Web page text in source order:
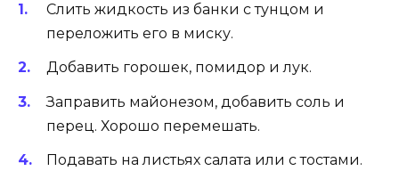
Слить жидкость из банки с тунцом и
переложить его в миску.
Добавить горошек, помидор и лук.
Заправить майонезом, добавить соль и
перец. Хорошо перемешать.
Подавать на листьях салата или с тостами.